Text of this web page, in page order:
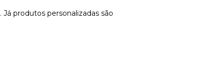
produtos personalizadas são